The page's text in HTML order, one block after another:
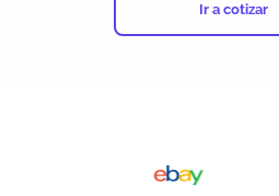
Ir a cotizar